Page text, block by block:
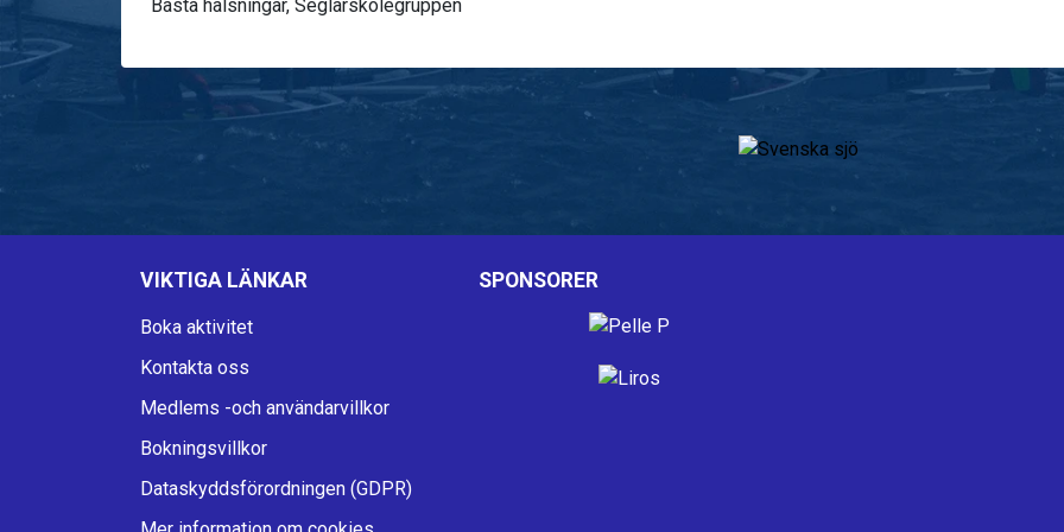
Bästa hälsningar, Seglarskolegruppen
VIKTIGA LÄNKAR
Boka aktivitet
Kontakta oss
Medlems -och användarvillkor
Bokningsvillkor
Dataskyddsförordningen (GDPR)
SPONSORER